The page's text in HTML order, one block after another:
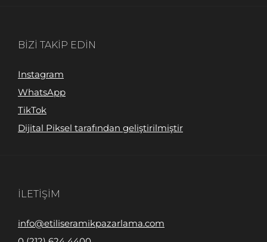
BIZI TAKIP EDIN
Instagram
WhatsApp
TikTok
Dijital Piksel tarafından geliştirilmiştir
İLETIŞIM
info@etiliseramikpazarlama.com